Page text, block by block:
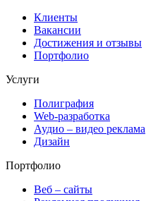
Клиенты
Вакансии
Достижения и отзывы
Портфолио
Услуги
Полиграфия
Web-разработка
Аудио – видео реклама
Дизайн
Портфолио
Веб – сайты